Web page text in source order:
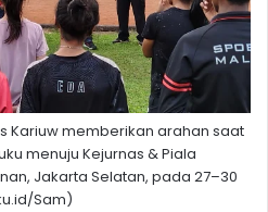
Kariuw memberikan arahan saat
menuju Kejurnas & Piala
Jakarta Selatan, pada 27–30
Sam)